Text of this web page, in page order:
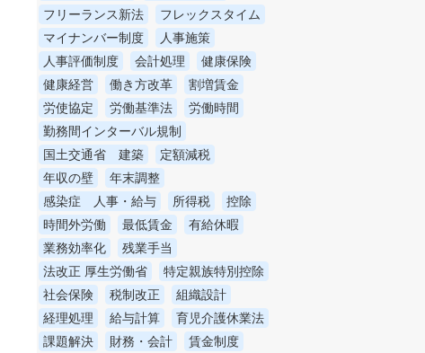
フリーランス新法
フレックスタイム
マイナンバー制度
人事施策
人事評価制度
会計処理
健康保険
健康経営
働き方改革
割増賃金
労使協定
労働基準法
労働時間
勤務間インターバル規制
国土交通省 建築
定額減税
年収の壁
年末調整
感染症 人事・給与
所得税
控除
時間外労働
最低賃金
有給休暇
業務効率化
残業手当
法改正 厚生労働省
特定親族特別控除
社会保険
税制改正
組織設計
経理処理
給与計算
育児介護休業法
課題解決
財務・会計
賃金制度